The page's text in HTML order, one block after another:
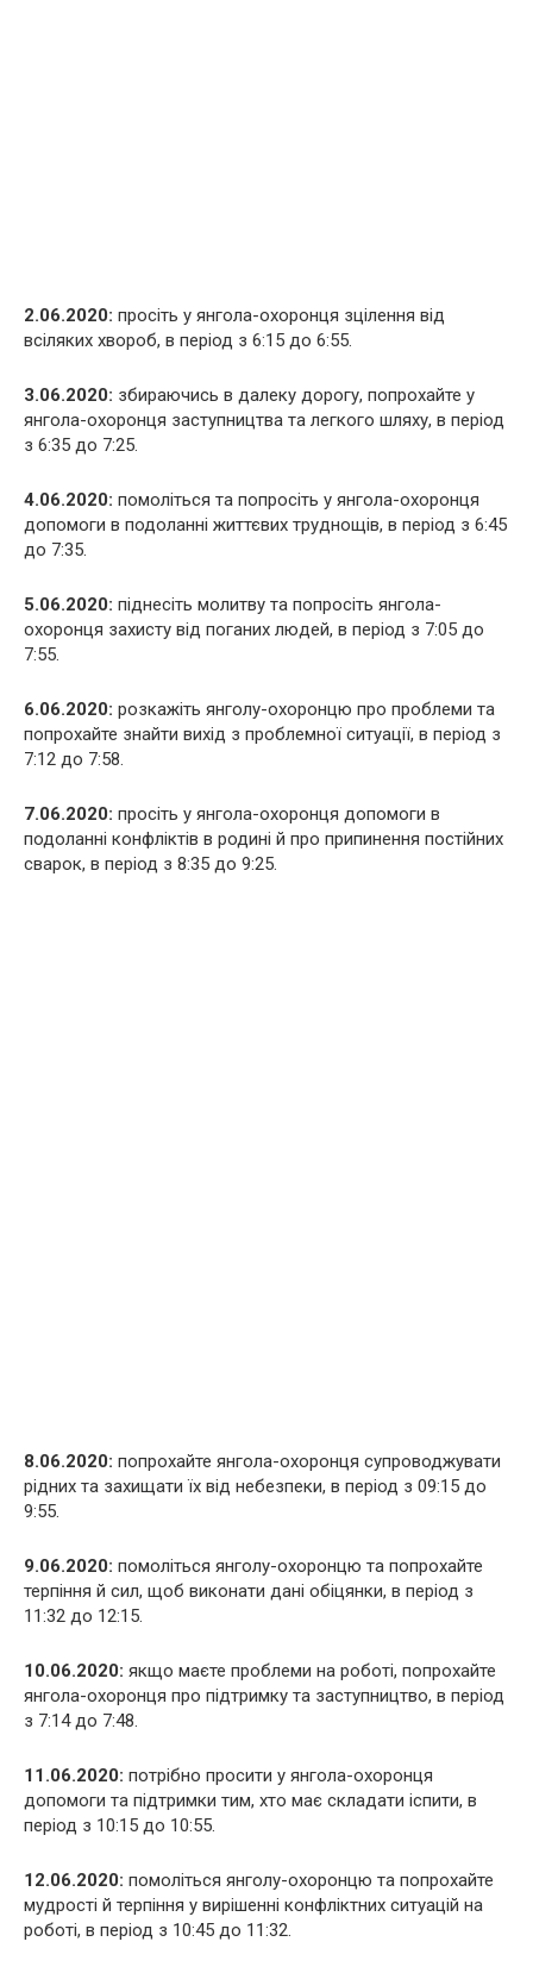
2.06.2020: просіть у янгола-охоронця зцілення від
всіляких хвороб, в період з 6:15 до 6:55.
3.06.2020: збираючись в далеку дорогу, попрохайте у
янгола-охоронця заступництва та легкого шляху, в період
з 6:35 до 7:25.
4.06.2020: помоліться та попросіть у янгола-охоронця
допомоги в подоланні життєвих труднощів, в період з 6:45
до 7:35.
5.06.2020: піднесіть молитву та попросіть янгола-
охоронця захисту від поганих людей, в період з 7:05 до
7:55.
6.06.2020: розкажіть янголу-охоронцю про проблеми та
попрохайте знайти вихід з проблемної ситуації, в період з
7:12 до 7:58.
7.06.2020: просіть у янгола-охоронця допомоги в
подоланні конфліктів в родині й про припинення постійних
сварок, в період з 8:35 до 9:25.
8.06.2020: попрохайте янгола-охоронця супроводжувати
рідних та захищати їх від небезпеки, в період з 09:15 до
9:55.
9.06.2020: помоліться янголу-охоронцю та попрохайте
терпіння й сил, щоб виконати дані обіцянки, в період з
11:32 до 12:15.
10.06.2020: якщо маєте проблеми на роботі, попрохайте
янгола-охоронця про підтримку та заступництво, в період
з 7:14 до 7:48.
11.06.2020: потрібно просити у янгола-охоронця
допомоги та підтримки тим, хто має складати іспити, в
період з 10:15 до 10:55.
12.06.2020: помоліться янголу-охоронцю та попрохайте
мудрості й терпіння у вирішенні конфліктних ситуацій на
роботі, в період з 10:45 до 11:32.